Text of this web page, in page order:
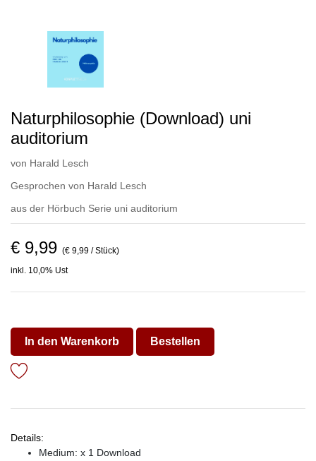
Naturphilosophie (Download) uni
auditorium
von Harald Lesch
Gesprochen von Harald Lesch
aus der Hörbuch Serie uni auditorium
€ 9,99 (€ 9,99 / Stück)
inkl. 10,0% Ust
In den Warenkorb Bestellen
Details:
Medium: x 1 Download